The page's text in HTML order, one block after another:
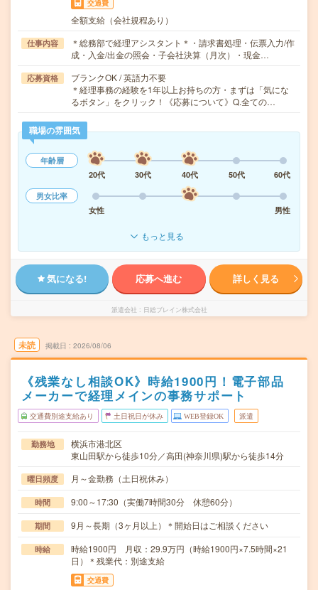
交通費
全額支給（会社規程あり）
仕事内容
＊総務部で経理アシスタント＊・請求書処理・伝票入力/作
成・入金/出金の照会・子会社決算（月次）・現金…
応募資格
ブランクOK / 英語力不要
＊経理事務の経験を1年以上お持ちの方・まずは「気にな
るボタン」をクリック！《応募について》Q.全ての…
職場の雰囲気
年齢層
20代
30代 40代 50代
60代
男女比率
女性
男性
もっと見る
気になる! 応募へ進む 詳しく見る
派遣会社 日総ブレイン株式会社
未読 掲載日 2026/08/06
《残業なし相談OK》時給1900円！電子部品
メーカーで経理メインの事務サポート
交通費別途支給あり 土日祝日が休み WEB登録OK 派遣
勤務地
横浜市港北区
東山田駅から徒歩10分／高田(神奈川県)駅から徒歩14分
曜日頻度 月～金勤務（土日祝休み）
時間 9:00～17:30（実働7時間30分 休憩60分）
期間 9月～長期（3ヶ月以上）＊開始日はご相談ください
時給
時給1900円 月収：29.9万円（時給1900円×7.5時間×21
日）＊残業代：別途支給
交通費